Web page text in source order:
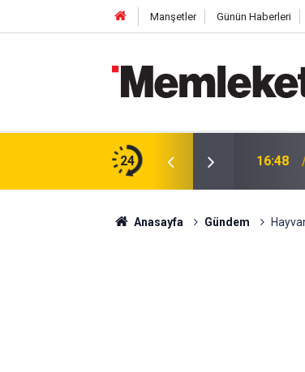
Manşetler Günün Haberleri
24
sonra nikâh masasına oturdu 16:44
Anasayfa Gündem